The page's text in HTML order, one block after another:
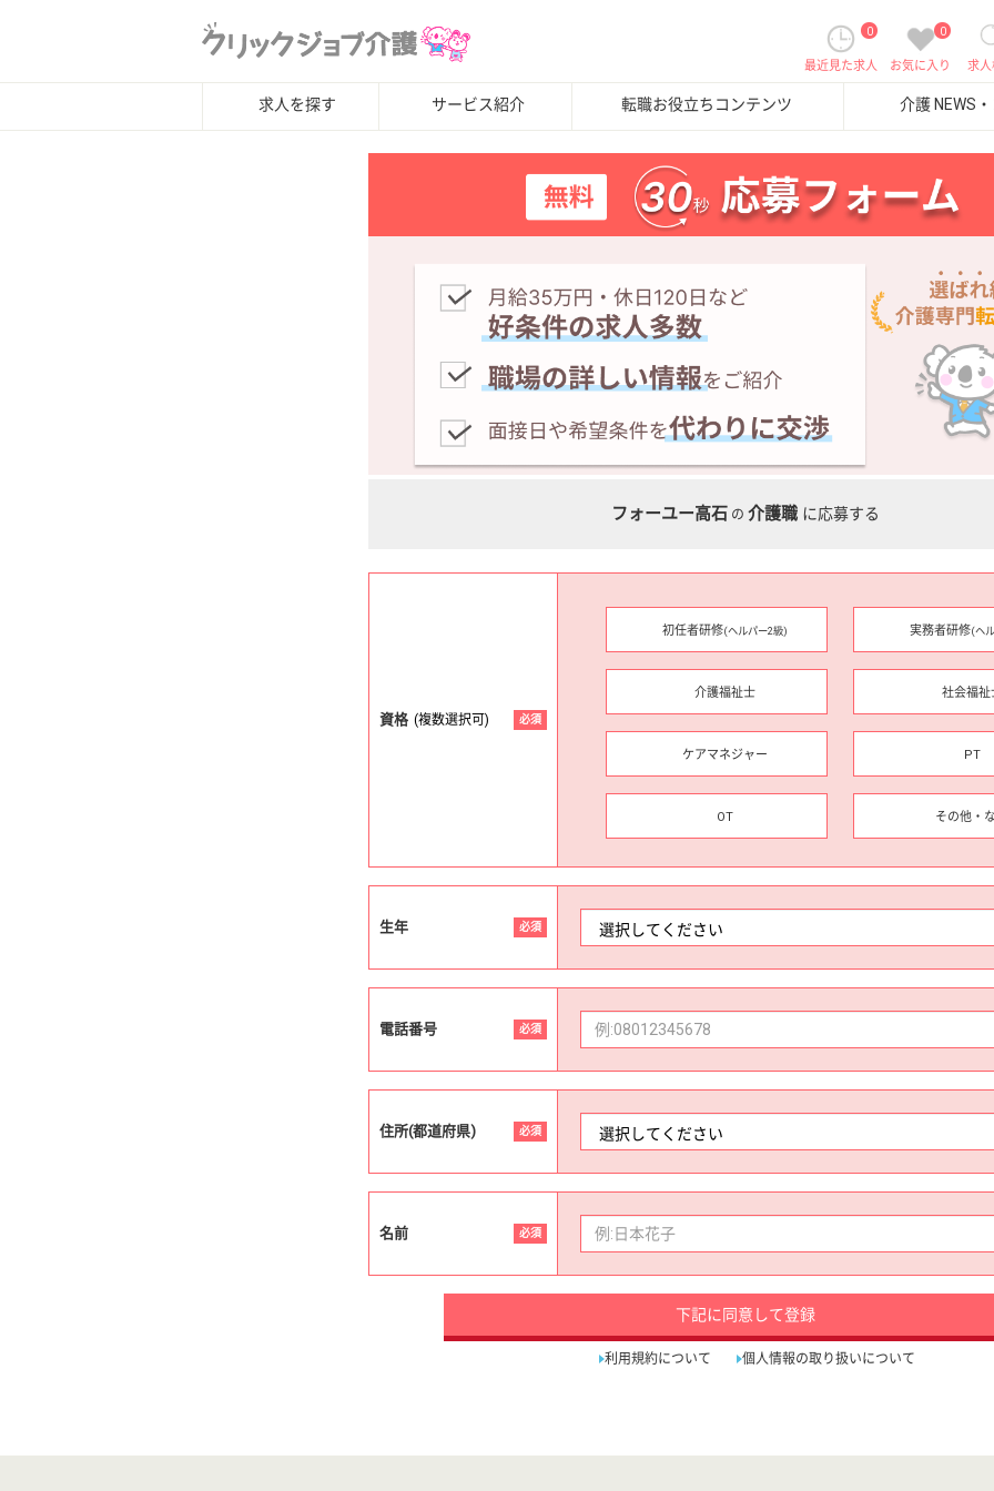
求
0
お気に入り
0
最近見た求人
求人を探す サービス紹介 転職お役立ちコンテンツ 介護 NEWS
フォーユー高石 の 介護職 に応募する
資格 (複数選択可) 必須
初任者研修(ヘルパー2級) 実務者研修(ヘ
介護福祉士 社会福祉
ケアマネジャー PT
OT その他・
生年 必須
電話番号 必須
住所(都道府県) 必須
名前 必須
下記に同意して登録
利用規約について 個人情報の取り扱いについて